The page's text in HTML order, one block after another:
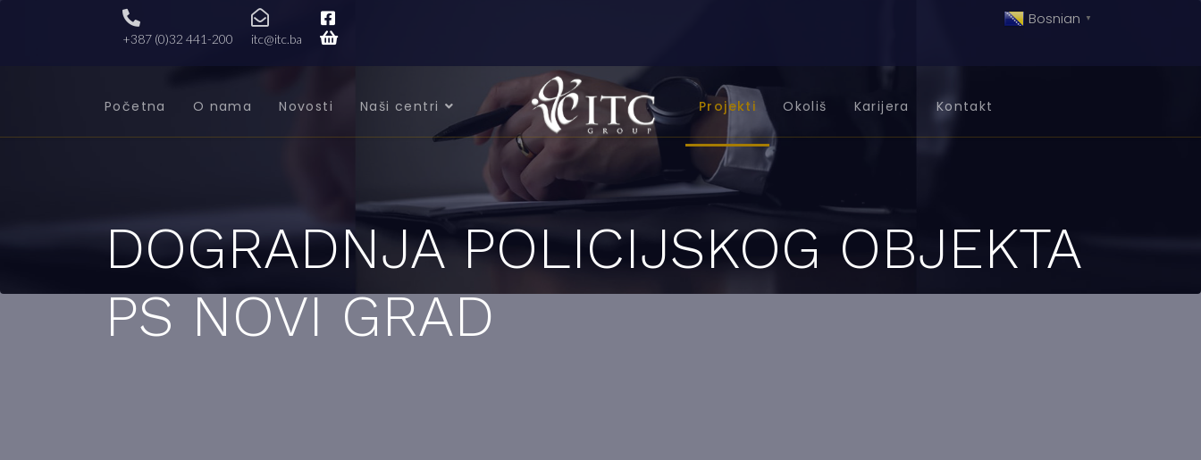
+387 (0)32 441-200 itc@itc.ba
Bosnian ▼
Početna O nama Novosti Naši centri Projekti Okoliš Karijera Kontakt
DOGRADNJA POLICIJSKOG OBJEKTA
PS NOVI GRAD